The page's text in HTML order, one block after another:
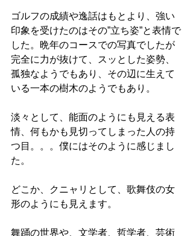
ゴルフの成績や逸話はもとより、強い
印象を受けたのはその”立ち姿”と表情で
した。晩年のコースでの写真でしたが
完全に力が抜けて、スッとした姿勢、
孤独なようでもあり、その辺に生えて
いる一本の樹木のようでもあり。
淡々として、能面のようにも見える表
情、何もかも見切ってしまった人の持
つ目。。。僕にはそのように感じまし
た。
どこか、クニャリとして、歌舞伎の女
形のようにも見えます。
舞踊の世界や、文学者、哲学者、芸術